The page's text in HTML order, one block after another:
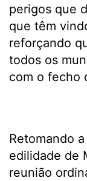
perigos que
que têm
reforçando
todos os
com o fecho
Retomando
edilidade de
reunião